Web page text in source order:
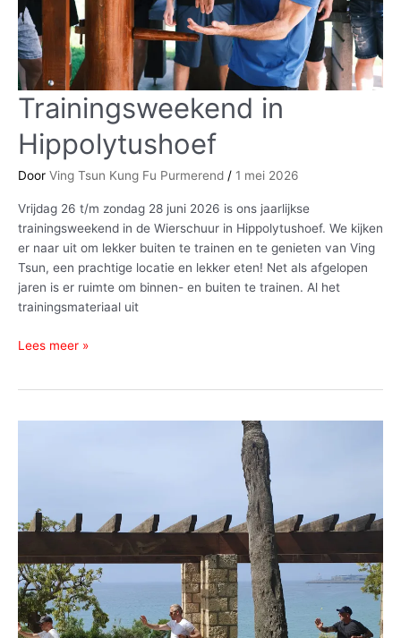
Trainingsweekend in
Hippolytushoef
Door Ving Tsun Kung Fu Purmerend / 1 mei 2026
Vrijdag 26 t/m zondag 28 juni 2026 is ons jaarlijkse
trainingsweekend in de Wierschuur in Hippolytushoef. We kijken
er naar uit om lekker buiten te trainen en te genieten van Ving
Tsun, een prachtige locatie en lekker eten! Net als afgelopen
jaren is er ruimte om binnen- en buiten te trainen. Al het
trainingsmateriaal uit
Trainingsweekend
in
Hippolytushoef
Lees meer »